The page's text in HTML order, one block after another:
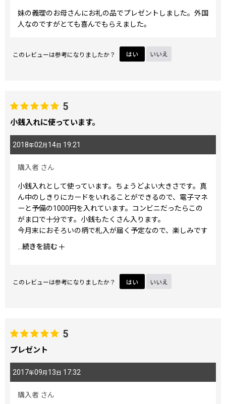
妹の義理のお母さんにお礼の品でプレゼントしました。外国
人なのですがとても喜んでもらえました。
このレビューは参考になりましたか？ はい いいえ
5
小銭入れに使っています。
2018年02月 14 日 19:21
購入者 さん
小銭入れとして使っています。ちょうどよい大きさです。真
ん中のしきりにカードをいれることができるので、電子マネ
ーと予備の1000円を入れています。コンビニだったらこの
がま口で十分です。小銭もたくさん入ります。
今月末におそろいの柄で札入が届く予定なので、楽しみです
♪
続きを読む
このレビューは参考になりましたか？ はい いいえ
5
プレゼント
2017年09月 13 日 17:32
購入者 さん